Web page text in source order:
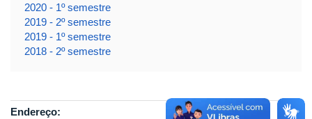
2020 - 1º semestre
2019 - 2º semestre
2019 - 1º semestre
2018 - 2º semestre
Endereço: